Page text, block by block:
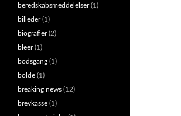
beredskabsmeddelelser(1)
billeder(1)
biografier(2)
bleer(1)
bodsgang (1)
bolde (1)
breaking news (12)
brevkasse (1)